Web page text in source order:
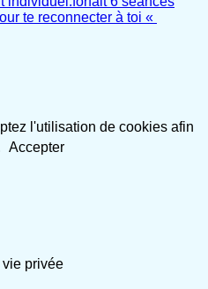
te reconnecter à toi «
l'utilisation de cookies afin
Accepter
privée